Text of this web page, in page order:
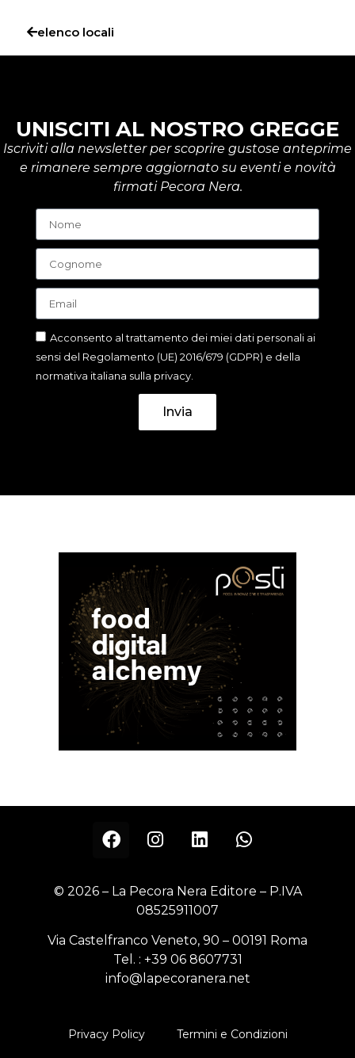
elenco locali
UNISCITI AL NOSTRO GREGGE
Iscriviti alla newsletter per scoprire gustose anteprime
e rimanere sempre aggiornato su eventi e novità
firmati Pecora Nera.
Acconsento al trattamento dei miei dati personali ai
sensi del Regolamento (UE) 2016/679 (GDPR) e della
normativa italiana sulla privacy.
Invia
© 2026 – La Pecora Nera Editore – P.IVA
08525911007
Via Castelfranco Veneto, 90 – 00191 Roma
Tel. : +39 06 8607731
info@lapecoranera.net
Privacy Policy Termini e Condizioni